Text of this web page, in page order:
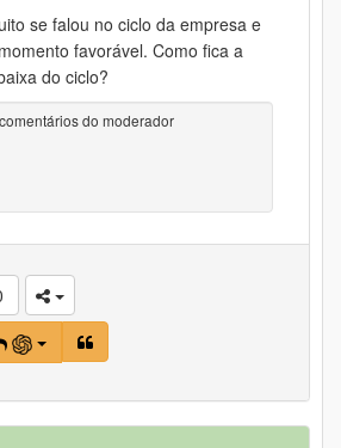
se falou no ciclo da empresa e
favorável. Como fica a
do ciclo?
do moderador